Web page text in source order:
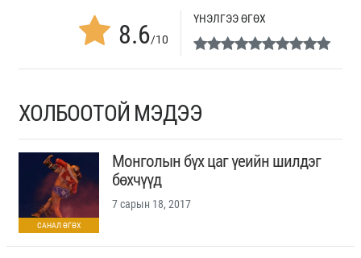
8.6/10
ҮНЭЛГЭЭ ӨГӨХ
ХОЛБООТОЙ МЭДЭЭ
Монголын бүх цаг үеийн шилдэг
бөхчүүд
7 сарын 18, 2017